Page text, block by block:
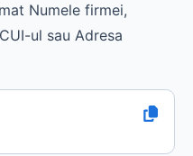
Numele firmei,
ul sau Adresa